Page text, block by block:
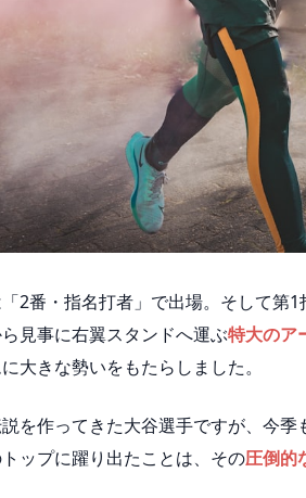
2番・指名打者」で出場。そして第
見事に右翼スタンドへ運ぶ特大のア
大きな勢いをもたらしました。
を作ってきた大谷選手ですが、今
ップに躍り出たことは、その圧倒的